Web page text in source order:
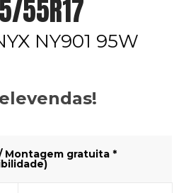
55R17
NY901 95W
Montagem gratuita *